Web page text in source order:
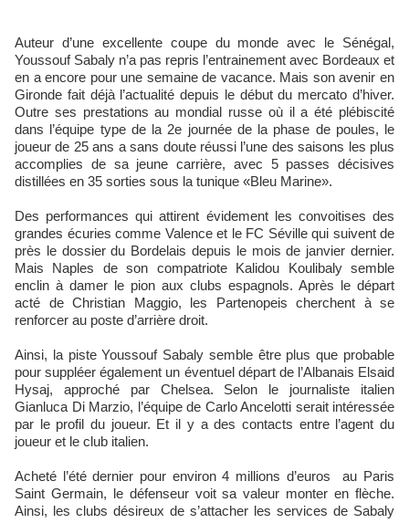
Auteur d’une excellente coupe du monde avec le Sénégal,
Youssouf Sabaly n’a pas repris l’entrainement avec Bordeaux et
en a encore pour une semaine de vacance. Mais son avenir en
Gironde fait déjà l’actualité depuis le début du mercato d’hiver.
Outre ses prestations au mondial russe où il a été plébiscité
dans l’équipe type de la 2e journée de la phase de poules, le
joueur de 25 ans a sans doute réussi l’une des saisons les plus
accomplies de sa jeune carrière, avec 5 passes décisives
distillées en 35 sorties sous la tunique «Bleu Marine».
Des performances qui attirent évidement les convoitises des
grandes écuries comme Valence et le FC Séville qui suivent de
près le dossier du Bordelais depuis le mois de janvier dernier.
Mais Naples de son compatriote Kalidou Koulibaly semble
enclin à damer le pion aux clubs espagnols. Après le départ
acté de Christian Maggio, les Partenopeis cherchent à se
renforcer au poste d’arrière droit.
Ainsi, la piste Youssouf Sabaly semble être plus que probable
pour suppléer également un éventuel départ de l’Albanais Elsaid
Hysaj, approché par Chelsea. Selon le journaliste italien
Gianluca Di Marzio, l’équipe de Carlo Ancelotti serait intéressée
par le profil du joueur. Et il y a des contacts entre l’agent du
joueur et le club italien.
Acheté l’été dernier pour environ 4 millions d’euros au Paris
Saint Germain, le défenseur voit sa valeur monter en flèche.
Ainsi, les clubs désireux de s’attacher les services de Sabaly